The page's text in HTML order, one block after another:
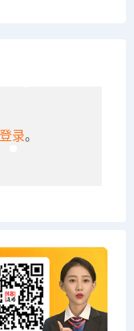
登录。